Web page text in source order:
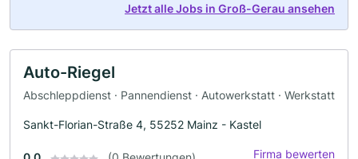
Jetzt alle Jobs in Groß-Gerau ansehen
Auto-Riegel
Abschleppdienst · Pannendienst · Autowerkstatt · Werkstatt
Sankt-Florian-Straße 4, 55252 Mainz - Kastel
Firma bewerten